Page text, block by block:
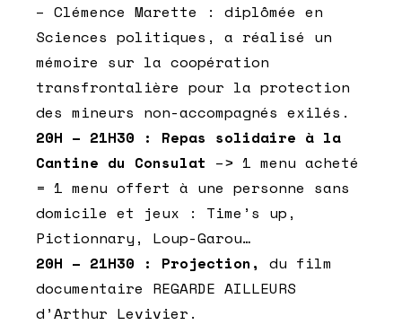
– Clémence Marette : diplômée en
Sciences politiques, a réalisé un
mémoire sur la coopération
transfrontalière pour la protection
des mineurs non-accompagnés exilés.
20H – 21H30 : Repas solidaire à la
Cantine du Consulat –> 1 menu acheté
= 1 menu offert à une personne sans
domicile et jeux : Time’s up,
Pictionnary, Loup-Garou…
20H – 21H30 : Projection, du film
documentaire REGARDE AILLEURS
d’Arthur Levivier.